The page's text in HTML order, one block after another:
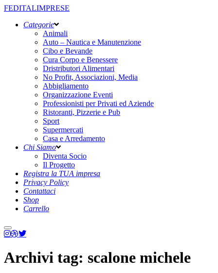
FEDITALIMPRESE
Categorie
Animali
Auto – Nautica e Manutenzione
Cibo e Bevande
Cura Corpo e Benessere
Dristributori Alimentari
No Profit, Associazioni, Media
Abbigliamento
Organizzazione Eventi
Professionisti per Privati ed Aziende
Ristoranti, Pizzerie e Pub
Sport
Supermercati
Casa e Arredamento
Chi Siamo
Diventa Socio
Il Progetto
Registra la TUA impresa
Privacy Policy
Contattaci
Shop
Carrello
Menu
principale
Archivi tag: scalone michele